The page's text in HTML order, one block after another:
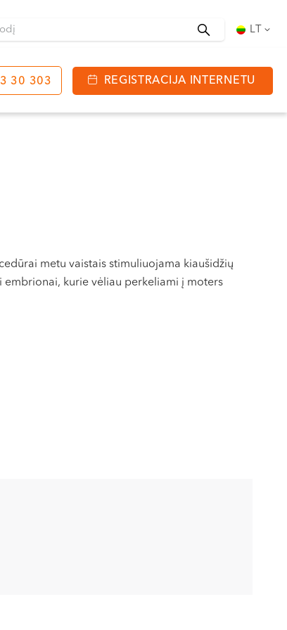
LT
30 303 REGISTRACIJA INTERNETU
metu vaistais stimuliuojama kiaušidžių
kurie vėliau perkeliami į moters